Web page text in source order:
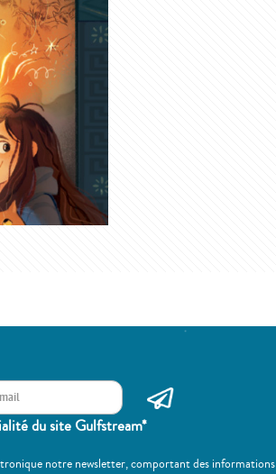
du site Gulfstream*
notre newsletter, comportant des informations